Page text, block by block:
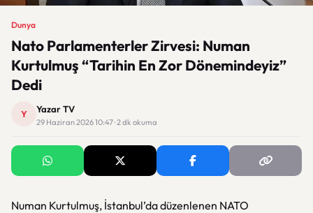
Dunya
Nato Parlamenterler Zirvesi: Numan
Kurtulmuş “Tarihin En Zor Dönemindeyiz”
Dedi
Y Yazar TV
29 Haziran 2026 10:47 · 2 dk okuma
Numan Kurtulmuş, İstanbul’da düzenlenen NATO